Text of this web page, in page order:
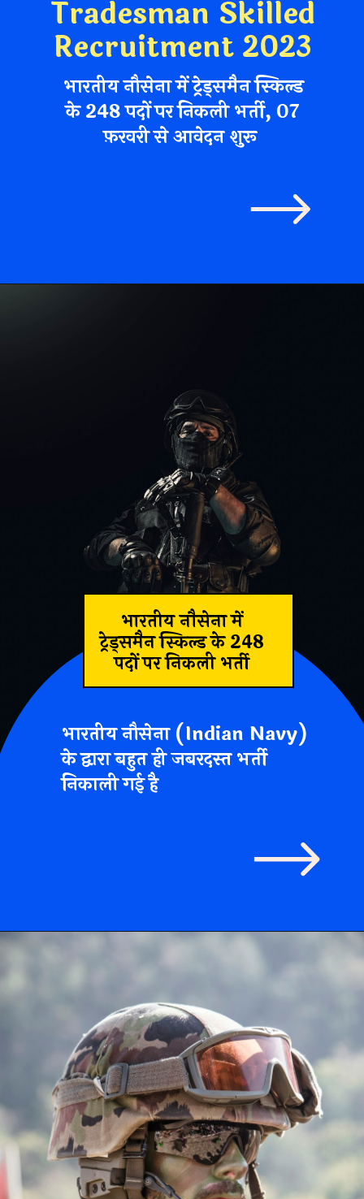
Tradesman Skilled
Recruitment 2023
भारतीय नौसेना में ट्रेड्समैन स्किल्ड
के 248 पदों पर निकली भर्ती, 07
फ़रवरी से आवेदन शुरू
भारतीय नौसेना में
ट्रेड्समैन स्किल्ड के 248
पदों पर निकली भर्ती
भारतीय नौसेना (Indian Navy)
के द्वारा बहुत ही जबरदस्त भर्ती
निकाली गई है